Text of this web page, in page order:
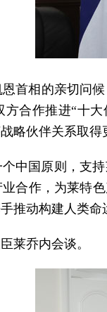
首相的亲切问
合作推进“十
略伙伴关系取得
中国原则，支
合作，为莱特
推动构建人类命
莱乔内会谈。